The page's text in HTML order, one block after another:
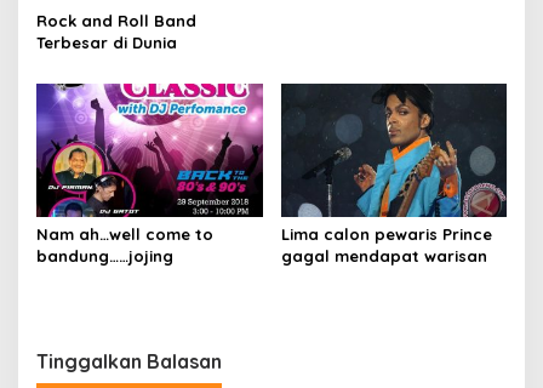
bandung……jojing
Tinggalkan Balasan
Alamat email Anda tidak akan dipublikasikan.
Ruas yang wajib
ditandai*